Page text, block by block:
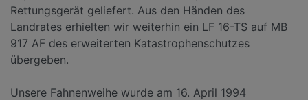
Rettungsgerät geliefert. Aus den Händen des
Landrates erhielten wir weiterhin ein LF 16-TS auf MB
917 AF des erweiterten Katastrophenschutzes
übergeben.
Unsere Fahnenweihe wurde am 16. April 1994